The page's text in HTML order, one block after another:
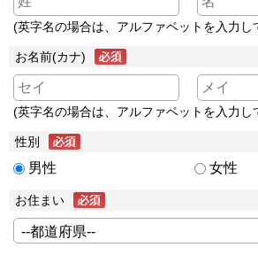
(英字名の場合は、アルファベットを入力し
お名前(カナ)
(英字名の場合は、アルファベットを入力し
性別
男性 女性
お住まい